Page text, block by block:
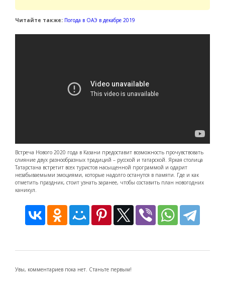
Читайте также: Погода в ОАЭ в декабре 2019
Встреча Нового 2020 года в Казани предоставит возможность прочувствовать
слияние двух разнообразных традиций – русской и татарской. Яркая столица
Татарстана встретит всех туристов насыщенной программой и одарит
незабываемыми эмоциями, которые надолго останутся в памяти. Где и как
отметить праздник, стоит узнать заранее, чтобы составить план новогодних
каникул.
Увы, комментариев пока нет. Станьте первым!